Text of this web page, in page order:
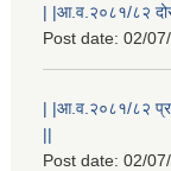
| |आ.व.२०८१/८२
Post date: 02/
| |आ.व.२०८१/८२
||
Post date: 02/